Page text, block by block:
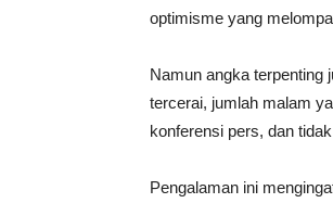
optimisme yang
Namun angka terpenting
tercerai, jumlah malam
konferensi pers, dan
Pengalaman ini